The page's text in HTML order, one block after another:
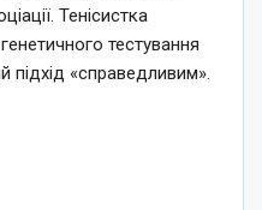
Тенісистка
тестування
підхід «справедливим».